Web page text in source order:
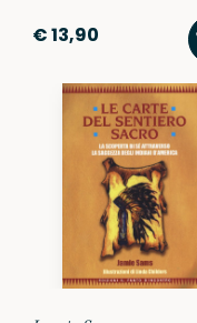
€ 13,90